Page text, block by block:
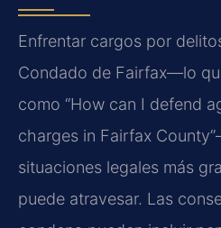
Enfrentar cargos por
Condado de Fairfax—lo
como “How can I defend
charges in Fairfax County
situaciones legales más
puede atravesar. Las